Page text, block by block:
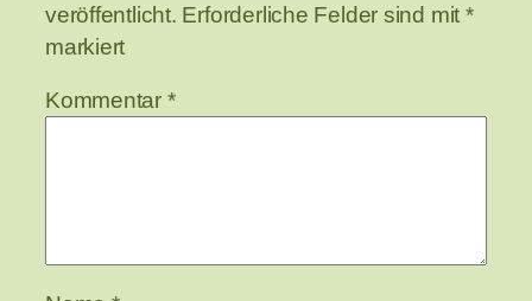
veröffentlicht. Erforderliche Felder sind mit *
markiert
Kommentar *